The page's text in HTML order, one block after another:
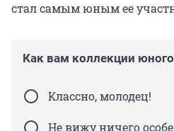
стал самым юным ее
Как вам коллекции
Классно, молодец!
Не вижу ничего